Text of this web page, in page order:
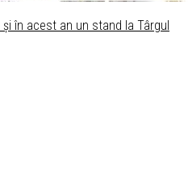
în acest an un stand la Târgul